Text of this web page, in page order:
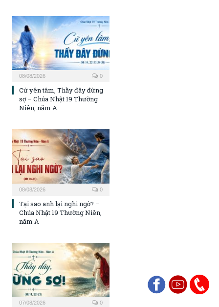
08/08/2026 0
Cứ yên tâm, Thầy đây đừng
sợ – Chúa Nhật 19 Thường
Niên, năm A
08/08/2026 0
Tại sao anh lại nghi ngờ? –
Chúa Nhật 19 Thường Niên,
năm A
07/08/2026 0